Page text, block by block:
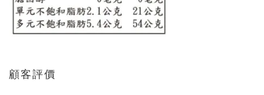
顧客評價